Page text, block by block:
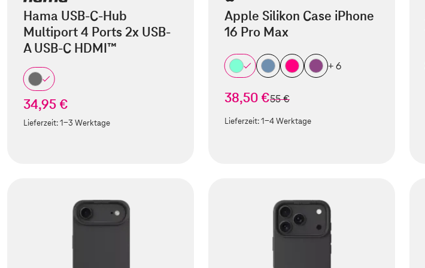
Hama USB-C-Hub
Multiport 4 Ports 2x USB-
A USB-C HDMI™
34,95 €
Lieferzeit:1-3 Werktage
Apple Silikon Case iPhone
16 Pro Max
+ 6
38,50 €statt
55 €
Lieferzeit:1-4 Werktage